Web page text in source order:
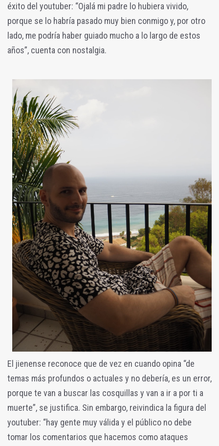
éxito del youtuber: “Ojalá mi padre lo hubiera vivido,
porque se lo habría pasado muy bien conmigo y, por otro
lado, me podría haber guiado mucho a lo largo de estos
años”, cuenta con nostalgia.
El jienense reconoce que de vez en cuando opina “de
temas más profundos o actuales y no debería, es un error,
porque te van a buscar las cosquillas y van a ir a por ti a
muerte”, se justifica. Sin embargo, reivindica la figura del
youtuber: “hay gente muy válida y el público no debe
tomar los comentarios que hacemos como ataques